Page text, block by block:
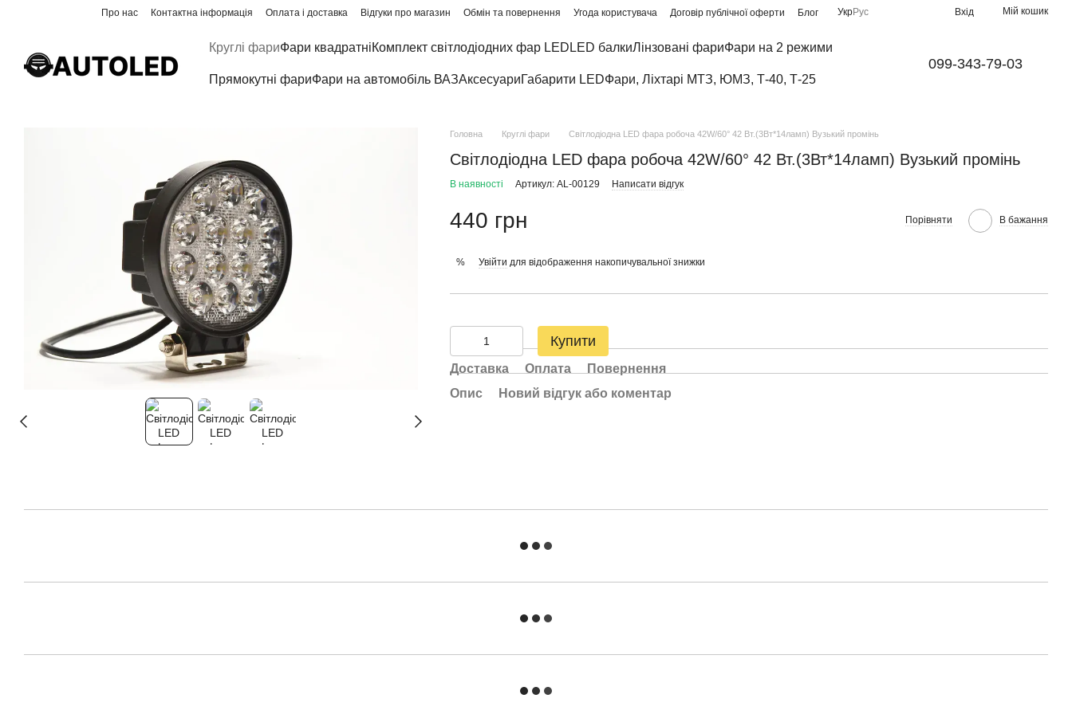
Перейти до основного контенту
Про нас Контактна інформація Оплата і доставка Відгуки про магазин Обмін та повернення Угода користувача Договір публічної оферти Блог УкрРус Вхід Мій кошик
Круглі фариФари квадратніКомплект світлодіодних фар LED LED балкиЛінзовані фариФари на 2 режими
Прямокутні фариФари на автомобіль ВАЗАксесуариГабарити LEDФари, Ліхтарі МТЗ, ЮМЗ, Т-40, Т-25
099-343-79-03
Головна Круглі фари Світлодіодна LED фара робоча 42W/60° 42 Вт.(3Вт*14ламп) Вузький промінь
Світлодіодна LED фара робоча 42W/60° 42 Вт.(3Вт*14ламп) Вузький промінь
В наявності Артикул: AL-00129 Написати відгук
440 грн Порівняти В бажання
% Увійти для відображення накопичувальної знижки
Купити
Доставка Оплата
Повернення
Опис
Новий відгук або коментар